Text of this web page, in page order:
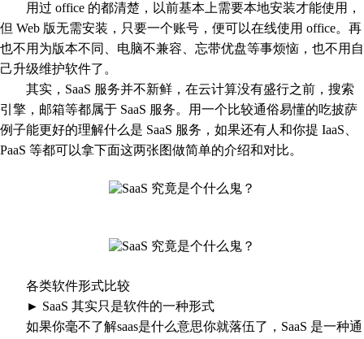
用过 office 的都清楚，以前基本上需要本地安装才能使用，
但 Web 版无需安装，只要一个账号，便可以在线使用 office。再
也不用为版本不同、电脑不兼容、忘带优盘等事烦恼，也不用自
己升级维护软件了。
其实，SaaS 服务并不新鲜，在云计算没有盛行之前，搜索
引擎，邮箱等都属于 SaaS 服务。用一个比较通俗易懂的吃披萨
例子能更好的理解什么是 SaaS 服务，如果还有人和你提 IaaS、
PaaS 等都可以拿下面这两张图做简单的介绍和对比。
各类软件形式比较
► SaaS 其实只是软件的一种形式
如果你毫不了解saas是什么意思你就落伍了，SaaS 是一种通